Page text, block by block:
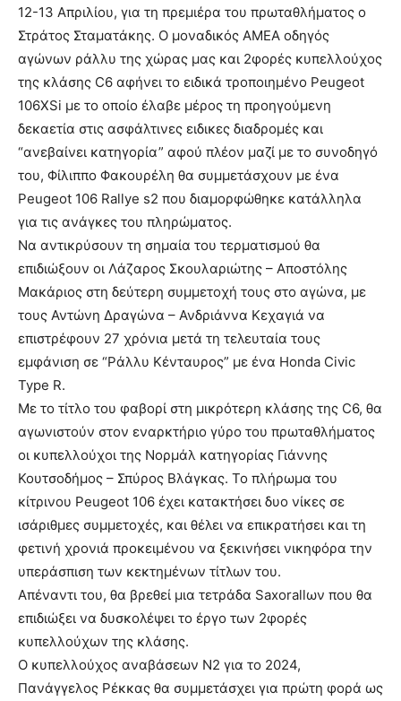
12-13 Απριλίου, για τη πρεμιέρα του πρωταθλήματος o
Στράτος Σταματάκης. Ο μοναδικός ΑΜΕΑ οδηγός
αγώνων ράλλυ της χώρας μας και 2φορές κυπελλούχος
της κλάσης C6 αφήνει το ειδικά τροποιημένο Peugeot
106XSi με το οποίο έλαβε μέρος τη προηγούμενη
δεκαετία στις ασφάλτινες ειδικες διαδρομές και
“ανεβαίνει κατηγορία” αφού πλέον μαζί με το συνοδηγό
του, Φίλιππο Φακουρέλη θα συμμετάσχουν με ένα
Peugeot 106 Rallye s2 που διαμορφώθηκε κατάλληλα
για τις ανάγκες του πληρώματος.
Να αντικρύσουν τη σημαία του τερματισμού θα
επιδιώξουν οι Λάζαρος Σκουλαριώτης – Αποστόλης
Μακάριος στη δεύτερη συμμετοχή τους στο αγώνα, με
τους Αντώνη Δραγώνα – Ανδριάννα Κεχαγιά να
επιστρέφουν 27 χρόνια μετά τη τελευταία τους
εμφάνιση σε “Ράλλυ Κένταυρος” με ένα Honda Civic
Type R.
Με το τίτλο του φαβορί στη μικρότερη κλάσης της C6, θα
αγωνιστούν στον εναρκτήριο γύρο του πρωταθλήματος
οι κυπελλούχοι της Νορμάλ κατηγορίας Γιάννης
Κουτσοδήμος – Σπύρος Βλάγκας. Το πλήρωμα του
κίτρινου Peugeot 106 έχει κατακτήσει δυο νίκες σε
ισάριθμες συμμετοχές, και θέλει να επικρατήσει και τη
φετινή χρονιά προκειμένου να ξεκινήσει νικηφόρα την
υπεράσπιση των κεκτημένων τίτλων του.
Απέναντι του, θα βρεθεί μια τετράδα Saxorallων που θα
επιδιώξει να δυσκολέψει το έργο των 2φορές
κυπελλούχων της κλάσης.
Ο κυπελλούχος αναβάσεων Ν2 για το 2024,
Πανάγγελος Ρέκκας θα συμμετάσχει για πρώτη φορά ως